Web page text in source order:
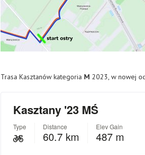
Trasa Kasztanów kategoria M 2023, w nowej